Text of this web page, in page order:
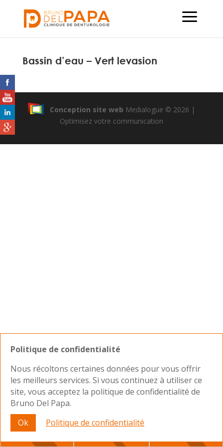
Bassin d’eau – Vert levasion
Conception site web Medialogue © 2026 |
Optimisez votre communication
Politique de confidentialité
Nous récoltons certaines données pour vous offrir
les meilleurs services. Si vous continuez à utiliser ce
site, vous acceptez la politique de confidentialité de
Bruno Del Papa.
Ok
Politique de confidentialité